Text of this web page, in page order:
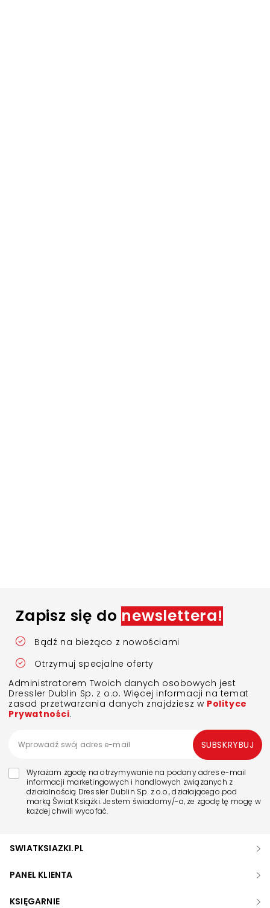
Zapisz się do newslettera!
Bądź na bieżąco z nowościami
Otrzymuj specjalne oferty
Administratorem Twoich danych osobowych jest
Dressler Dublin Sp. z o.o. Więcej informacji na temat
zasad przetwarzania danych znajdziesz w Polityce
Prywatności.
Wyrażam zgodę na otrzymywanie na podany adres e-mail
informacji marketingowych i handlowych związanych z
działalnością Dressler Dublin Sp. z o.o., działającego pod
marką Świat Książki. Jestem świadomy/-a, że zgodę tę mogę w
każdej chwili wycofać.
SUBSKRYBUJ
SWIATKSIAZKI.PL
PANEL KLIENTA
KSIĘGARNIE